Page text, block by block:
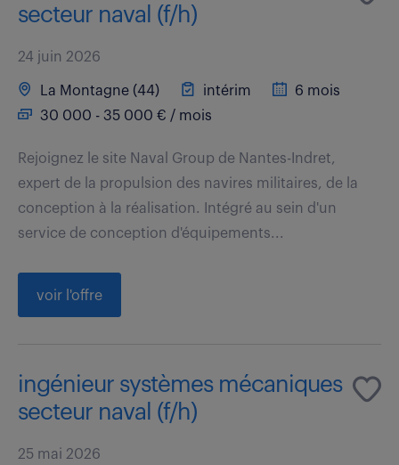
secteur naval (f/h)
24 juin 2026
La Montagne (44) intérim
6 mois
30 000 - 35 000 € / mois
Rejoignez le site Naval Group de Nantes-Indret,
expert de la propulsion des navires militaires, de la
conception à la réalisation. Intégré au sein d'un
service de conception d'équipements...
voir l'offre
ingénieur systèmes mécaniques
secteur naval (f/h)
25 mai 2026